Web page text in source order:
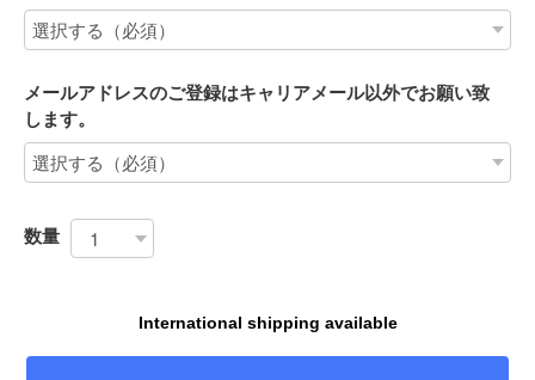
メールアドレスのご登録はキャリアメール以外でお願い致
します。
数量
International shipping available